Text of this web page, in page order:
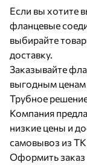
Если вы хотите
фланцевые
выбирайте
доставку.
Заказывайте
выгодным ценам
Трубное
Компания
низкие цены и
самовывоз из ТК
Оформить заказ